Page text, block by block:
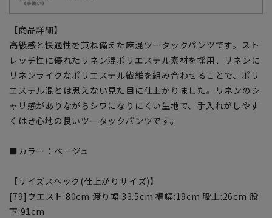
【商品詳細】
高級感と快適性を兼ね備えた麻混ツータックパンツです。スト
レッチ性に優れたリネン混ポリエステル素材を採用、リネンに
リネンライクなポリエステル繊維を組み合わせることで、ポリ
エステル混とは思えない見た目に仕上がりました。リネンのシ
ャリ感がありながらシワになりにくい生地で、手入れがしやす
くはき心地の良いツータックパンツです。
■カラー：ベージュ
【サイズスペック(仕上がりサイズ)】
[79]ウエスト:80cm 渡り幅:33.5cm 裾幅:19cm 股上:26cm 股
下:91cm